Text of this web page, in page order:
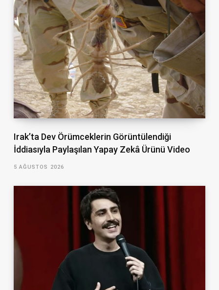
Irak’ta Dev Örümceklerin Görüntülendiği
İddiasıyla Paylaşılan Yapay Zekâ Ürünü Video
5 AĞUSTOS 2026